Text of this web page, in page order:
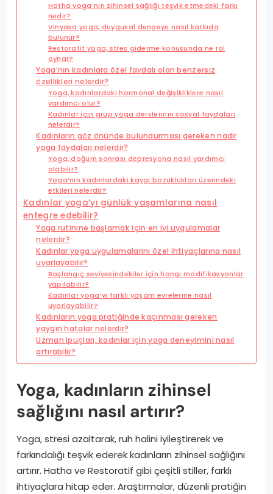
Hatha yoga’nın zihinsel sağlığı teşvik etmedeki farkı
nedir?
Vinyasa yoga, duygusal dengeye nasıl katkıda
bulunur?
Restoratif yoga, stres giderme konusunda ne rol
oynar?
Yoga’nın kadınlara özel faydalı olan benzersiz
özellikleri nelerdir?
Yoga, kadınlardaki hormonal değişikliklere nasıl
yardımcı olur?
Kadınlar için grup yoga derslerinin sosyal faydaları
nelerdir?
Kadınların göz önünde bulundurması gereken nadir
yoga faydaları nelerdir?
Yoga, doğum sonrası depresyona nasıl yardımcı
olabilir?
Yoga’nın kadınlardaki kaygı bozuklukları üzerindeki
etkileri nelerdir?
Kadınlar yoga’yı günlük yaşamlarına nasıl
entegre edebilir?
Yoga rutinine başlamak için en iyi uygulamalar
nelerdir?
Kadınlar yoga uygulamalarını özel ihtiyaçlarına nasıl
uyarlayabilir?
Başlangıç seviyesindekiler için hangi modifikasyonlar
yapılabilir?
Kadınlar yoga’yı farklı yaşam evrelerine nasıl
uyarlayabilir?
Kadınların yoga pratiğinde kaçınması gereken
yaygın hatalar nelerdir?
Uzman ipuçları, kadınlar için yoga deneyimini nasıl
artırabilir?
Yoga, kadınların zihinsel
sağlığını nasıl artırır?
Yoga, stresi azaltarak, ruh halini iyileştirerek ve
farkındalığı teşvik ederek kadınların zihinsel sağlığını
artırır. Hatha ve Restoratif gibi çeşitli stiller, farklı
ihtiyaçlara hitap eder. Araştırmalar, düzenli pratiğin